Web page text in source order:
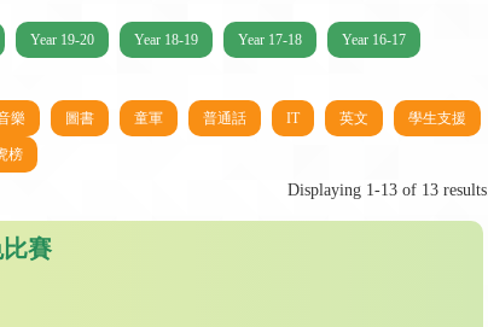
Year 19-20 Year 18-19 Year 17-18 Year 16-17
樂 圖書 童軍 普通話 IT 英文 學生支援
榜
Displaying 1-13 of 13 results.
賽